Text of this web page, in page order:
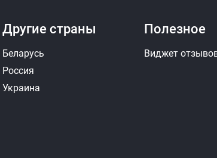
Другие страны
Беларусь
Россия
Украина
Полезное
Виджет